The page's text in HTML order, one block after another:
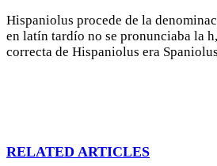
Hispaniolus procede de la
en latín tardío no se pronunciaba la
correcta de Hispaniolus era
RELATED ARTICLES